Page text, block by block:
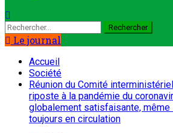
Le journal
Accueil
Société
Réunion du Comité
riposte à la pandémie du
globalement satisfaisante,
toujours en circulation